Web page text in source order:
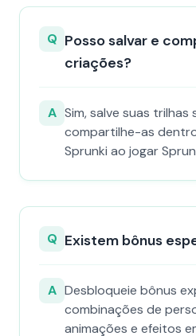
Q Posso salvar e
criações?
A Sim, salve suas trilhas
compartilhe-as
Sprunki ao jogar
Q Existem bônus
A Desbloqueie bônus
combinações de
animações e efeitos